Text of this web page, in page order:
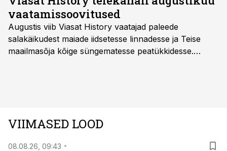
vaatamissoovitused
Augustis viib Viasat History vaatajad paleede
salakäikudest maiade iidsetesse linnadesse ja Teise
maailmasõja kõige süngematesse peatükkidesse.
viasathistory.eu/ee
VIIMASED LOOD
08.08.26, 09:43